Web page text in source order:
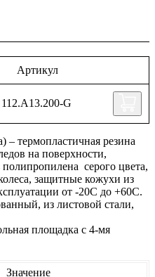
– термопластичная резина
на поверхности,
серого цвета,
защитные кожухи из
от -20С до +60С.
из листовой стали,
площадка с 4-мя
Значение
Артикул
112.А13.200-G